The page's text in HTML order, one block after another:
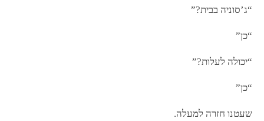
“ג’סוניה בבית?”
“כן”
“יכולה לעלות?”
“כן”
שעטנו חזרה למעלה.